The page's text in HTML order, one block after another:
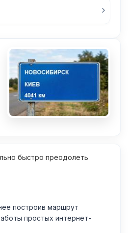
быстро преодолеть
построив маршрут
простых интернет-